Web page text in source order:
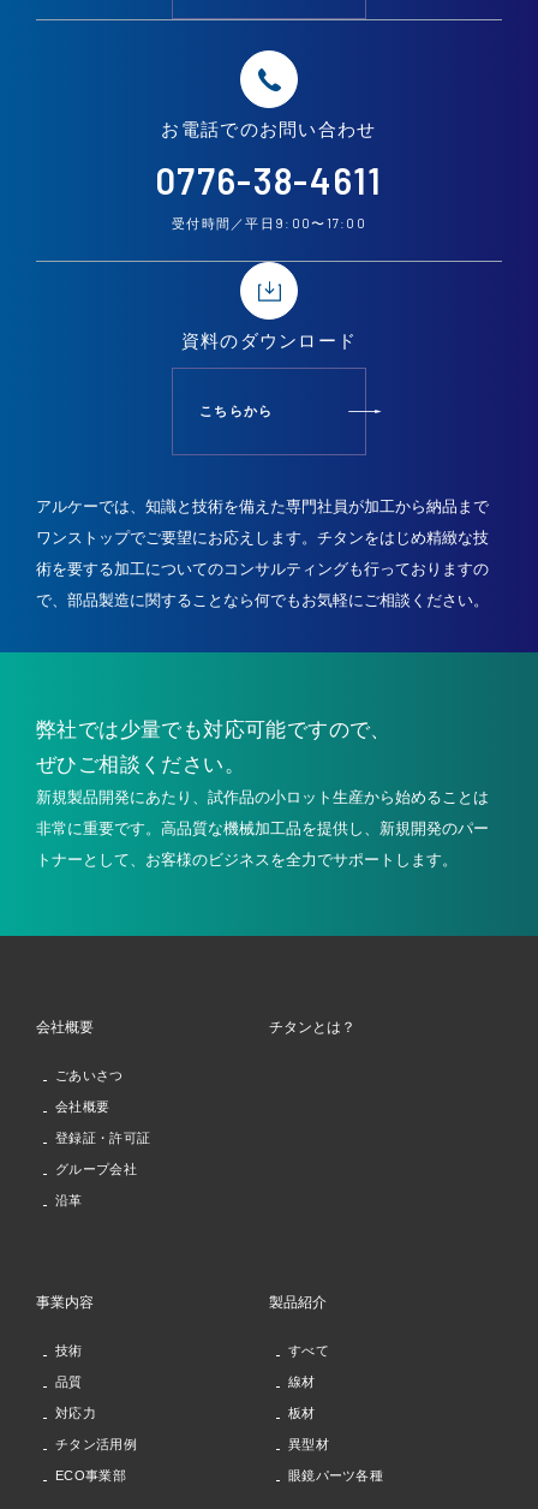
お電話でのお問い合わせ
0776-38-4611
受付時間／平日 9:00〜 17:00
資料の ダウンロード
こちらから
アルケーでは、知識と技術を備えた専門社員が加工から納品まで
ワンストップでご要望にお応えします。チタンをはじめ精緻な技
術を要する加工についてのコンサルティングも行っておりますの
で、部品製造に関することなら何でもお気軽にご相談ください。
弊社では少量でも対応可能ですので、
ぜひご相談ください。
新規製品開発にあたり、試作品の小ロット生産から始めることは
非常に重要です。高品質な機械加工品を提供し、新規開発のパー
トナーとして、お客様のビジネスを全力でサポートします。
会社概要
ごあいさつ
会社概要
登録証・許可証
グループ会社
沿革
チタンとは？
事業内容
技術
品質
対応力
チタン活用例
ECO事業部
製品紹介
すべて
線材
板材
異型材
眼鏡パーツ各種